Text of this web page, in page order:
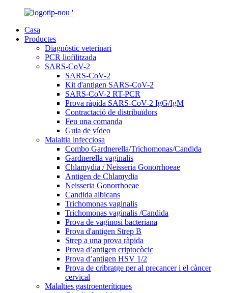
Casa
Productes
Diagnòstic veterinari
PCR liofilitzada
SARS-CoV-2
SARS-CoV-2
Kit d'antigen SARS-CoV-2
SARS-CoV-2 RT-PCR
Prova ràpida SARS-CoV-2 IgG/IgM
Contractació de distribuïdors
Feu una comanda
Guia de vídeo
Malaltia infecciosa
Combo Gardnerella/Trichomonas/Candida
Gardnerella vaginalis
Chlamydia / Neisseria Gonorrhoeae
Antigen de Chlamydia
Neisseria Gonorrhoeae
Candida albicans
Trichomonas vaginalis
Trichomonas vaginalis /Candida
Prova de vaginosi bacteriana
Prova d'antigen Strep B
Strep a una prova ràpida
Prova d’antigen criptocòcic
Prova d’antigen HSV 1/2
Prova de cribratge per al precancer i el càncer
cervical
Malalties gastroenterítiques